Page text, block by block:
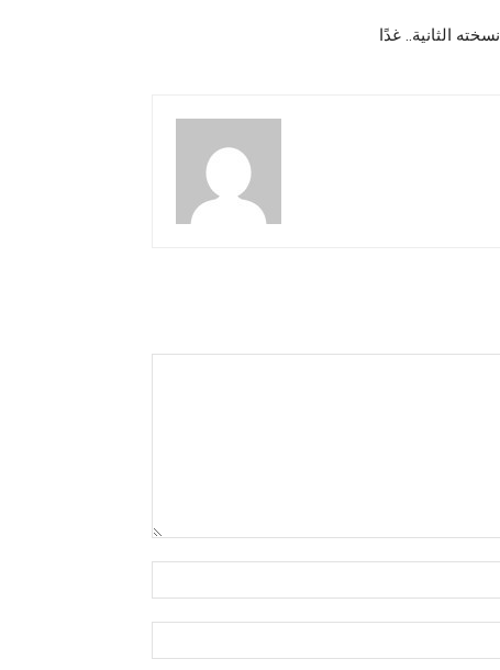
الثانية.. غدًا